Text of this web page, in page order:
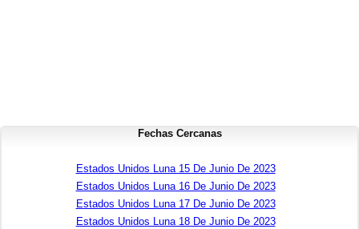
Fechas Cercanas
Estados Unidos Luna 15 De Junio De 2023
Estados Unidos Luna 16 De Junio De 2023
Estados Unidos Luna 17 De Junio De 2023
Estados Unidos Luna 18 De Junio De 2023